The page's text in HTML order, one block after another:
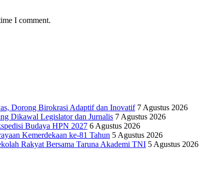
I comment.
Dorong Birokrasi Adaptif dan Inovatif 7 Agustus 2026
Dikawal Legislator dan Jurnalis 7 Agustus 2026
Budaya HPN 2027 6 Agustus 2026
Kemerdekaan ke-81 Tahun 5 Agustus 2026
Rakyat Bersama Taruna Akademi TNI 5 Agustus 2026